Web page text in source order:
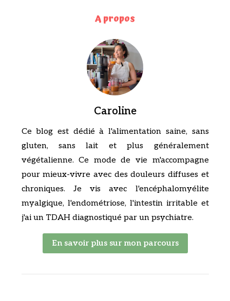
A propos
Caroline
Ce blog est dédié à l'alimentation saine, sans
gluten, sans lait et plus généralement
végétalienne. Ce mode de vie m'accompagne
pour mieux-vivre avec des douleurs diffuses et
chroniques. Je vis avec l'encéphalomyélite
myalgique, l'endométriose, l'intestin irritable et
j'ai un TDAH diagnostiqué par un psychiatre.
En savoir plus sur mon parcours